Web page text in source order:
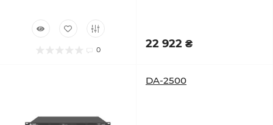
0 22 922 ₴
DA-2500